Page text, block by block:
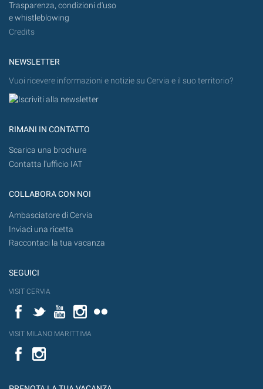
Trasparenza, condizioni d'uso
e whistleblowing
Credits
NEWSLETTER
Vuoi ricevere informazioni e notizie su Cervia e il suo territorio?
RIMANI IN CONTATTO
Scarica una brochure
Contatta l'ufficio IAT
COLLABORA CON NOI
Ambasciatore di Cervia
Inviaci una ricetta
Raccontaci la tua vacanza
SEGUICI
VISIT CERVIA
FacebookTwitterYouTubeInstagram
VISIT MILANO MARITTIMA
Facebook